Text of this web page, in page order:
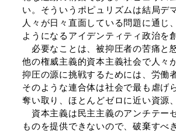
い。そういうポピュリズムは結局デ
人々が日々直面している問題に通じ
ようになるアイデンティティ政治を
必要なことは、被抑圧者の苦痛と
他の権威主義的資本主義社会で人々
抑圧の源に挑戦するためには、労働
そのような連合体は社会で最も虐げ
奪い取り、ほとんどゼロに近い資源
資本主義は民主主義のアンチテー
ものを提供できないので、破棄すべ